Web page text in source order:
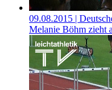
09.08.2015 |
Melanie Böhm zieht